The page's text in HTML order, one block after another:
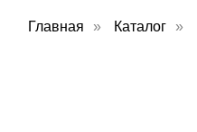
Главная » Каталог »